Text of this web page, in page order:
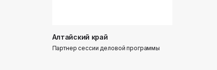
Алтайский край
Партнер сессии деловой программы